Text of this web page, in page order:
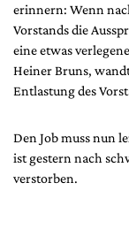
erinnern: Wenn
Vorstands die
eine etwas
Heiner Bruns,
Entlastung des
Den Job muss nun
ist gestern nach
verstorben.